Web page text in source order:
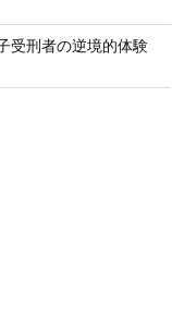
受刑者の逆境的体験